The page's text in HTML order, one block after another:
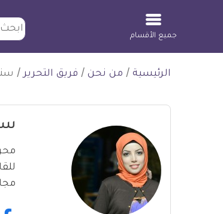
ابحث
جميع الأقسام
الرئيسية / من نحن / فريق التحرير/